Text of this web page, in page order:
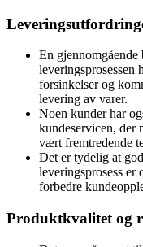
En
leveringsprosessen
forsinkelser og
levering av varer.
Noen kunder har
kundeservicen, der
vært fremtredende
Det er tydelig at
leveringsprosess er
forbedre
Produktkvalitet og